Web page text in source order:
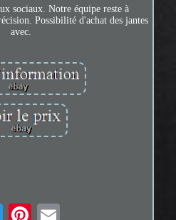
sociaux. Notre équipe reste à
Possibilité d'achat des jantes
avec.